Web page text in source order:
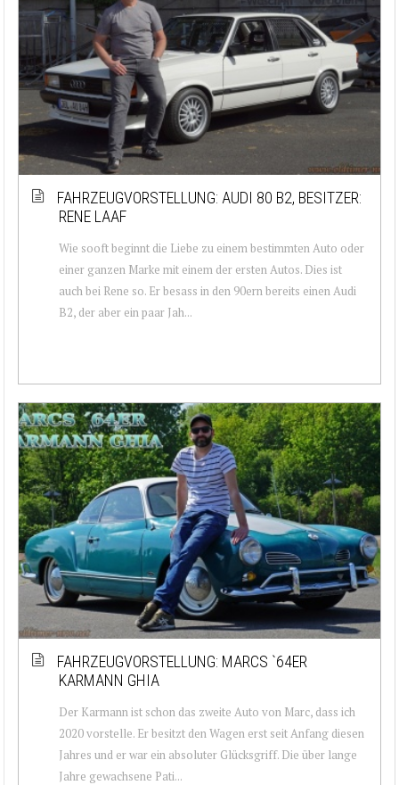
FAHRZEUGVORSTELLUNG: AUDI 80 B2, BESITZER:
RENE LAAF
Wie sooft beginnt die Liebe zu einem bestimmten Auto oder
einer ganzen Marke mit einem der ersten Autos. Dies ist
auch bei Rene so. Er besass in den 90ern bereits einen Audi
B2, der aber ein paar Jah...
FAHRZEUGVORSTELLUNG: MARCS `64ER
KARMANN GHIA
Der Karmann ist schon das zweite Auto von Marc, dass ich
2020 vorstelle. Er besitzt den Wagen erst seit Anfang diesen
Jahres und er war ein absoluter Glücksgriff. Die über lange
Jahre gewachsene Pati...